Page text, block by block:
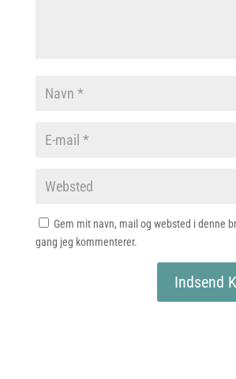
Gem mit navn, mail og websted i denne
gang jeg kommenterer.